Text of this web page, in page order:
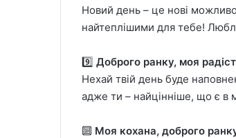
Новий день – це нові
найтеплішими для тебе!
9️⃣ Доброго ранку, моя
Нехай твій день буде
адже ти – найцінніше, що є в
🔟 Моя кохана, доброго